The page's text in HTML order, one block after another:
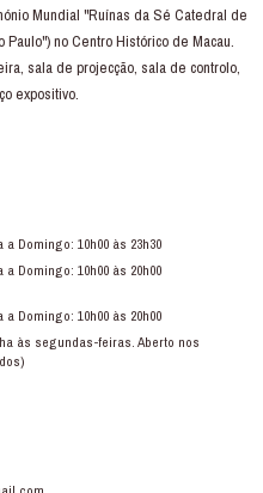
Mundial "Ruínas da Sé Catedral de
no Centro Histórico de Macau.
sala de projecção, sala de controlo,
expositivo.
a Domingo: 10h00 às 23h30
a Domingo: 10h00 às 20h00
a Domingo: 10h00 às 20h00
às segundas-feiras. Aberto nos